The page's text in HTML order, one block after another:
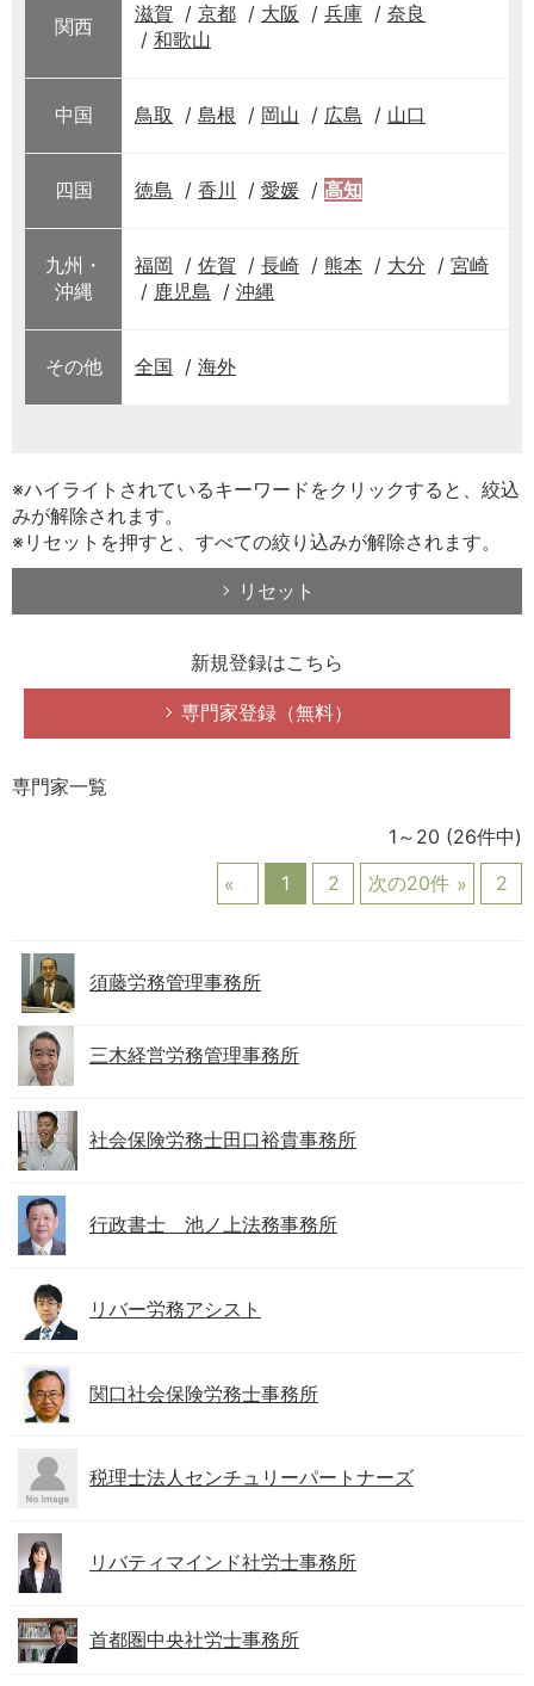
関西
滋賀 京都 大阪 兵庫
奈良
和歌山
中国 鳥取 島根 岡山 広島 山口
四国 徳島 香川 愛媛 高知
九州・
沖縄
福岡 佐賀 長崎 熊本 大分
宮崎
鹿児島
沖縄
その他 全国 海外
※ハイライトされているキーワードをクリックすると、絞込
みが解除されます。
※リセットを押すと、すべての絞り込みが解除されます。
リセット
新規登録はこちら
専門家登録（無料）
専門家一覧
1～20 (26件中)
1
2 次の20件 2
須藤労務管理事務所
三木経営労務管理事務所
社会保険労務士田口裕貴事務所
行政書士 池ノ上法務事務所
リバー労務アシスト
関口社会保険労務士事務所
税理士法人センチュリーパートナーズ
リバティマインド社労士事務所
首都圏中央社労士事務所